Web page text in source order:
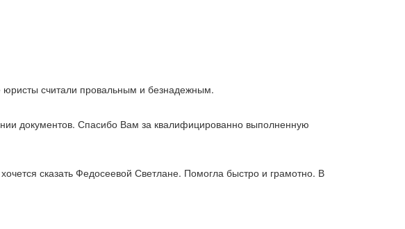
юристы считали провальным и безнадежным.
документов. Спасибо Вам за квалифицированно выполненную
сказать Федосеевой Светлане. Помогла быстро и грамотно. В